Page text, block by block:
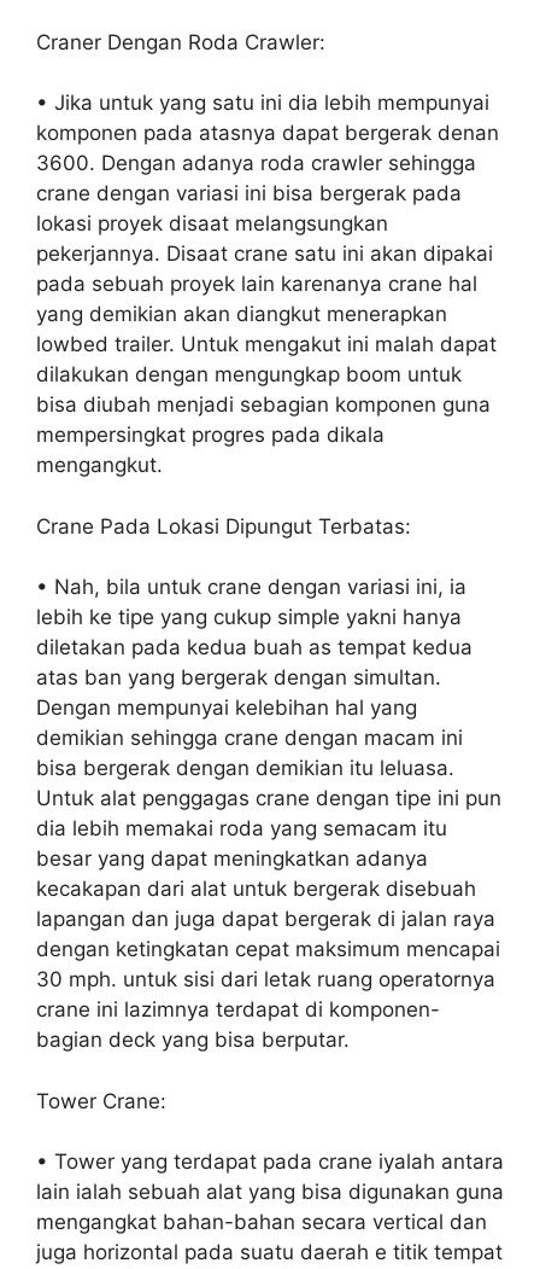
Craner Dengan Roda Crawler:
• Jika untuk yang satu ini dia lebih mempunyai
komponen pada atasnya dapat bergerak denan
3600. Dengan adanya roda crawler sehingga
crane dengan variasi ini bisa bergerak pada
lokasi proyek disaat melangsungkan
pekerjannya. Disaat crane satu ini akan dipakai
pada sebuah proyek lain karenanya crane hal
yang demikian akan diangkut menerapkan
lowbed trailer. Untuk mengakut ini malah dapat
dilakukan dengan mengungkap boom untuk
bisa diubah menjadi sebagian komponen guna
mempersingkat progres pada dikala
mengangkut.
Crane Pada Lokasi Dipungut Terbatas:
• Nah, bila untuk crane dengan variasi ini, ia
lebih ke tipe yang cukup simple yakni hanya
diletakan pada kedua buah as tempat kedua
atas ban yang bergerak dengan simultan.
Dengan mempunyai kelebihan hal yang
demikian sehingga crane dengan macam ini
bisa bergerak dengan demikian itu leluasa.
Untuk alat penggagas crane dengan tipe ini pun
dia lebih memakai roda yang semacam itu
besar yang dapat meningkatkan adanya
kecakapan dari alat untuk bergerak disebuah
lapangan dan juga dapat bergerak di jalan raya
dengan ketingkatan cepat maksimum mencapai
30 mph. untuk sisi dari letak ruang operatornya
crane ini lazimnya terdapat di komponen-
bagian deck yang bisa berputar.
Tower Crane:
• Tower yang terdapat pada crane iyalah antara
lain ialah sebuah alat yang bisa digunakan guna
mengangkat bahan-bahan secara vertical dan
juga horizontal pada suatu daerah e titik tempat